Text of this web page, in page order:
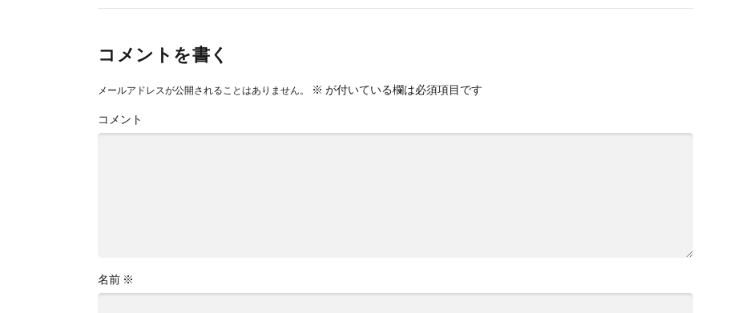
コメントを書く
メールアドレスが公開されることはありません。 ※ が付いている欄は必須項目です
コメント
名前 ※